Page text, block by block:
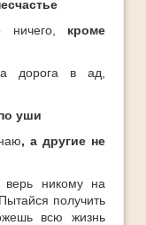
кроме
дорога в ад,
уши
, а другие не
никому на
получить
всю жизнь